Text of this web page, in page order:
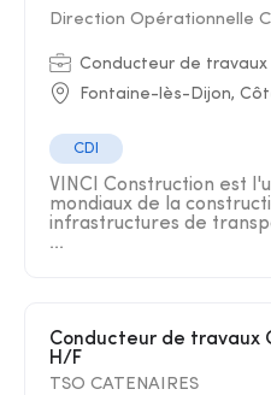
Direction Opérationnelle
Conducteur de travaux
Fontaine-lès-Dijon,
CDI
VINCI Construction est
mondiaux de la
infrastructures de
...
Conducteur de travaux GC caténaires
H/F
TSO CATENAIRES